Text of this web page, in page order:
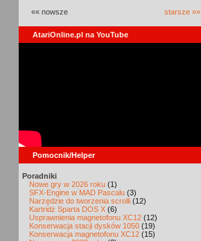
«« nowsze starsze »»
AtariOnline.pl na YouTube
Pomocnik/Helper
Poradniki
Nowe gry w 2026 roku (1)
SFX-Engine w MAD Pascalu (3)
Narzędzie do tworzenia scrolli (12)
Kartridż Sparta DOS X (6)
Usprawnienia magnetofonu XC12 (12)
Konserwacja stacji dysków 1050 (19)
Konserwacja magnetofonu XC12 (15)